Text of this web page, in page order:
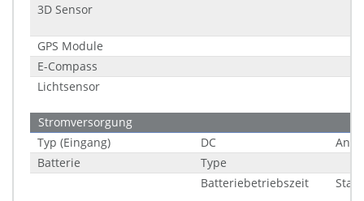
3D Sensor
GPS Module
E-Compass
Lichtsensor
Stromversorgung
Typ (Eingang)
DC
Batterie
Type
Batteriebetriebszeit